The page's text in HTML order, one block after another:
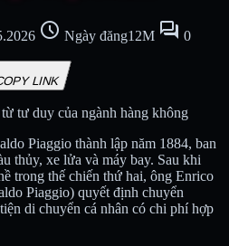
schedule Ngày đăng12M forum 0
LINK
tư duy của ngành hàng không
Piaggio thành lập năm 1884, ban
thủy, xe lửa và máy bay. Sau khi
trong thế chiến thứ hai, ông Enrico
Piaggio) quyết định chuyển
di chuyển cá nhân có chi phí hợp